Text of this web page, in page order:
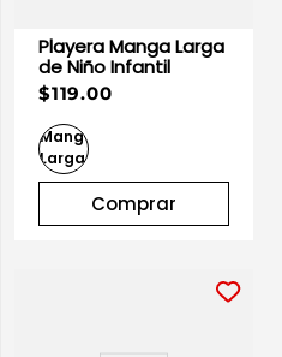
Playera Manga Larga
de Niño Infantil
$119.00
Comprar